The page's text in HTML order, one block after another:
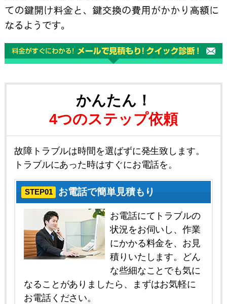
かんたん！
4つのステップ依頼
故障トラブルは時間を選ばずに発生致します。
トラブルにあった時はすぐにお電話を。
STEP01 お電話で簡単見積もり
お電話にてトラブルの
状況をお伺いし、作業
にかかる料金を、お見
積りいたします。どん
な些細なことでも気に
なることがありましたら、まずはお気軽に
お電話ください。